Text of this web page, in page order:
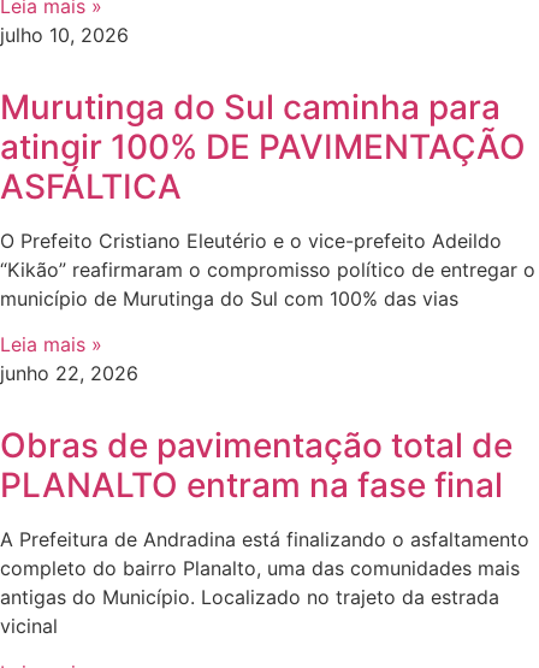
Leia mais »
julho 10, 2026
Murutinga do Sul caminha para
atingir 100% DE PAVIMENTAÇÃO
ASFÁLTICA
O Prefeito Cristiano Eleutério e o vice-prefeito Adeildo
“Kikão” reafirmaram o compromisso político de entregar o
município de Murutinga do Sul com 100% das vias
Leia mais »
junho 22, 2026
Obras de pavimentação total de
PLANALTO entram na fase final
A Prefeitura de Andradina está finalizando o asfaltamento
completo do bairro Planalto, uma das comunidades mais
antigas do Município. Localizado no trajeto da estrada
vicinal